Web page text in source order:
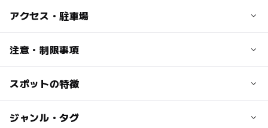
子供の料金
誕生日無料（確認出来るもの提示・本人のみ）（年中）
大人の料金
誕生日無料（確認出来るもの提示・本人のみ）（年中）
アクセス・駐車場
交通アクセス
原」バス停下車。
ＪＲ上越線渋川駅から約16分
注意・制限事項
動物を学ぶ：○
小学生向け体験イベントあり：〇
スポットの特徴
駐車場あり ー
ジャンル・タグ